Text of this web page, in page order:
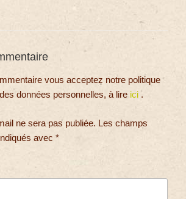
vous acceptez notre politique
données personnelles, à lire ici .
ne sera pas publiée. Les champs
avec *